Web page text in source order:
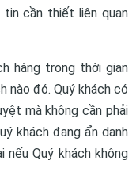
cần thiết liên quan
hàng trong thời gian
nào đó. Quý khách có
mà không cần phải
khách đang ẩn danh
Quý khách không